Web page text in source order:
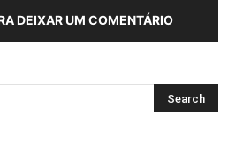
DEIXAR UM COMENTÁRIO